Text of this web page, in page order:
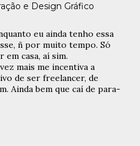
e Design Gráfico
eu ainda tenho essa
ñ por muito tempo. Só
em casa, aí sim.
mais me incentiva a
de ser freelancer, de
Ainda bem que caí de para-